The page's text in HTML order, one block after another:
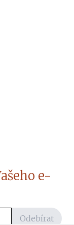
e-
Odebírat